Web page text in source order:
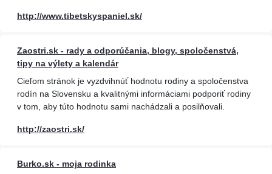
http://www.tibetskyspaniel.sk/
Zaostri.sk - rady a odporúčania, blogy, spoločenstvá,
tipy na výlety a kalendár
Cieľom stránok je vyzdvihnúť hodnotu rodiny a spoločenstva
rodín na Slovensku a kvalitnými informáciami podporiť rodiny
v tom, aby túto hodnotu sami nachádzali a posilňovali.
http://zaostri.sk/
Burko.sk - moja rodinka